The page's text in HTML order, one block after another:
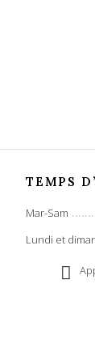
TEMPS
Mar-Sam
Lundi et